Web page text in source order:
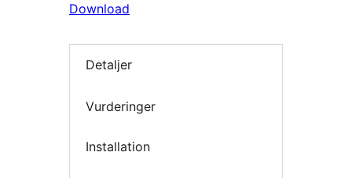
Download
Detaljer
Vurderinger
Installation